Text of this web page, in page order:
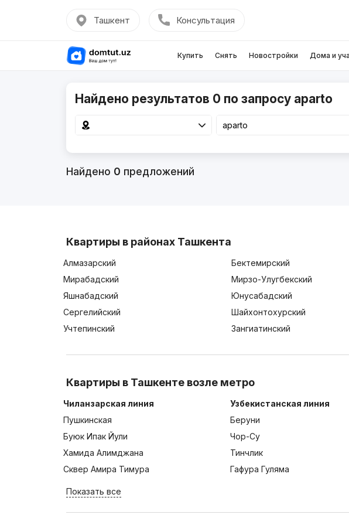
Ташкент Консультация
Купить Снять Новостройки Дома и
Найдено результатов 0 по запросу aparto
Найдено 0 предложений
Квартиры в районах Ташкента
Алмазарский Бектемирский
Мирабадский
Мирзо-Улугбекский
Яшнабадский
Юнусабадский
Сергелийский
Шайхонтохурский
Учтепинский
Зангиатинский
Квартиры в Ташкенте возле метро
Чиланзарская линия
Пушкинская
Буюк Ипак Йули
Хамида Алимджана
Сквер Амира Тимура
Узбекистанская линия
Беруни
Чор-Су
Тинчлик
Гафура Гуляма
Показать все